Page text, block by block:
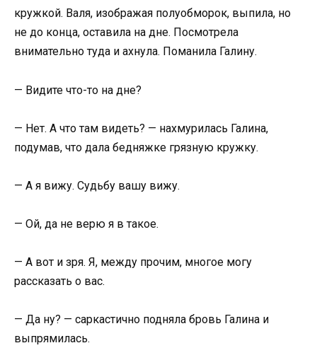
кружкой. Валя, изображая полуобморок, выпила, но
не до конца, оставила на дне. Посмотрела
внимательно туда и ахнула. Поманила Галину.
— Видите что-то на дне?
— Нет. А что там видеть? — нахмурилась Галина,
подумав, что дала бедняжке грязную кружку.
— А я вижу. Судьбу вашу вижу.
— Ой, да не верю я в такое.
— А вот и зря. Я, между прочим, многое могу
рассказать о вас.
— Да ну? — саркастично подняла бровь Галина и
выпрямилась.